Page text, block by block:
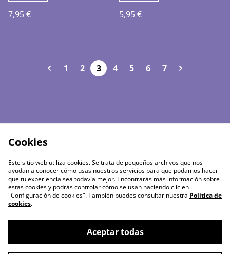
7,95 € 5,95 €
1 2 3 4 5 6 7
Cookies
Este sitio web utiliza cookies. Se trata de pequeños archivos que nos
ayudan a conocer cómo usas nuestros servicios para que podamos hacer
que tu experiencia sea todavía mejor. Encontrarás más información sobre
estas cookies y podrás controlar cómo se usan haciendo clic en
"Configuración de cookies". También puedes consultar nuestra Política de
cookies.
Aceptar todas